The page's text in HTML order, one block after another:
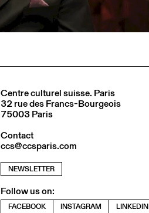
Centre culturel suisse. Paris
32 rue des Francs-Bourgeois
75003 Paris
Contact
ccs@ccsparis.com
NEWSLETTER
Follow us on:
FACEBOOK INSTAGRAM LINKEDIN